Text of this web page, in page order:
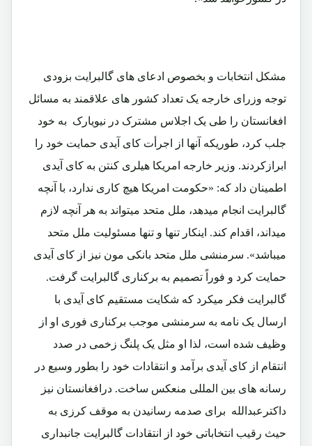
مشکل انتخابات و بخصوص ادعای های گالبرایت بزودی
توجه وزرای خارجه یک تعداد کشور های علاقمند به مسائل
افغانستان را طی یک اجلاس مشترک در نیویارک به خود
جلب کرد، طوریکه آنها از اجرأت کای آیدی حمایت خود را
ابرازکردند. وزیر خارجه امریکا هیلری کنتن به کای آیدی
اطمینان داد که: «حکومت امریکا هیچ کاری ندارد، با آنچه
گالبرایت انجام میدهد، ملل متحد میتواند به هر آنچه لازم
میداند، اقدام کند. اینکار تنها و تنها مسئولیت ملل متحد
میباشد». سرمنشی ملل متحد بانکی مون نیز از کای آیدی
حمایت کرد و فوراً تصمیم به برکناری گالبرایت گرفت.
گالبرایت فکر میکرد که شکایت مستقیم کای آیدی با
ارسال یک نامه به سرمنشی موجب برکناری فوری او از
وظیف شده است، لذا او مثل یک پلنگ زخمی در صدد
انتقام از کای آیدی برآمد و انتقادات خود را بطور وسیع در
رسانه های بین المللی منعکس ساخت. درافغانستان نیز
داکترعبدالله برای صدمه رسانیدن به موقف کرزی به
حیث رقیب انتخاباتی خود از انتقادات گالبرایت جانبداری